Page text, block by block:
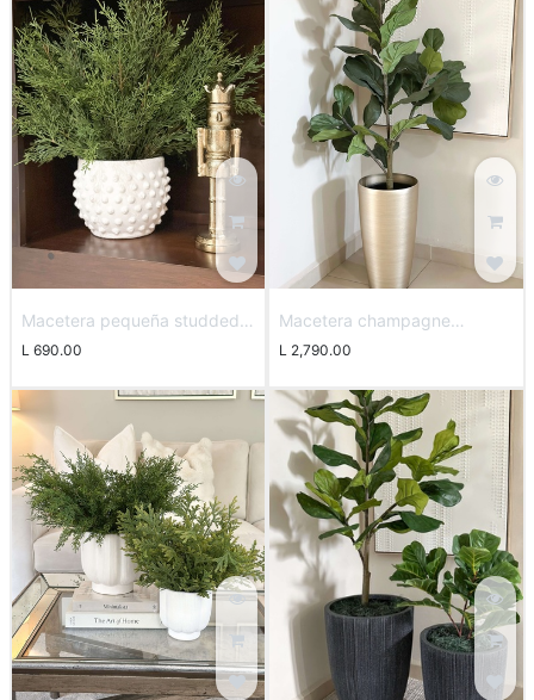
Macetera pequeña studded
blanca
L 690.00
Macetera champagne
rasgada
L 2,790.00